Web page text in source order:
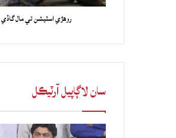
روهڙي اسٽيشن تي مال
سان لاڳاپيل آرٽيڪل